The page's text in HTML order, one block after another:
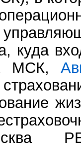
куда
МСК,